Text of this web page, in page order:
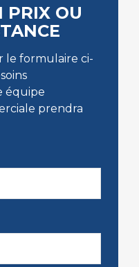
PRIX OU
le formulaire ci-
équipe
prendra